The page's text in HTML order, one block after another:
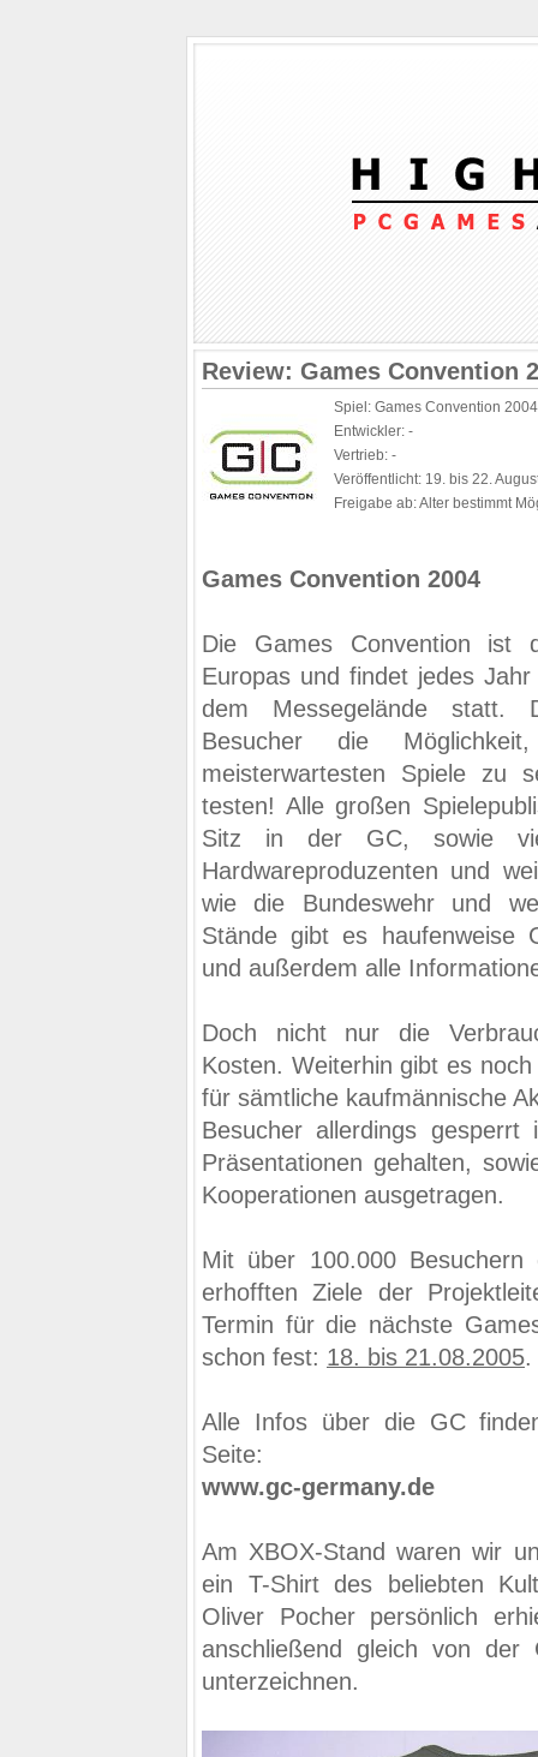
Review: Games
Spiel: Games Convention 2004
Entwickler: -
Vertrieb: -
Veröffentlicht: 19. bis 22.
Freigabe ab: Alter bestimmt
Games Convention 2004
Die Games Convention ist
Europas und findet jedes
dem Messegelände statt.
Besucher die
meisterwartesten Spiele zu
testen! Alle großen
Sitz in der GC, sowie
Hardwareproduzenten und
wie die Bundeswehr und
Stände gibt es haufenweise
und außerdem alle
Doch nicht nur die
Kosten. Weiterhin gibt es
für sämtliche kaufmännische
Besucher allerdings
Präsentationen gehalten,
Kooperationen ausgetragen.
Mit über 100.000
erhofften Ziele der
Termin für die nächste
schon fest: 18. bis 21.08.2005.
Alle Infos über die GC
Seite:
www.gc-germany.de
Am XBOX-Stand waren wir
ein T-Shirt des beliebten
Oliver Pocher persönlich
anschließend gleich von der
unterzeichnen.